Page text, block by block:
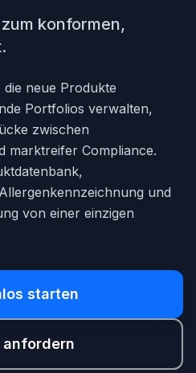
konformen,
neue Produkte
Portfolios verwalten,
zwischen
marktreifer Compliance.
und
von einer einzigen
starten
anfordern